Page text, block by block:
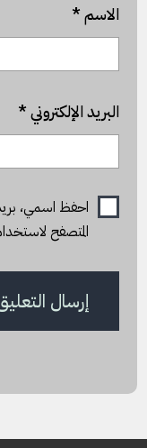
الاسم*
البريد الإلكتروني*
احفظ اسمي،
المتصفح